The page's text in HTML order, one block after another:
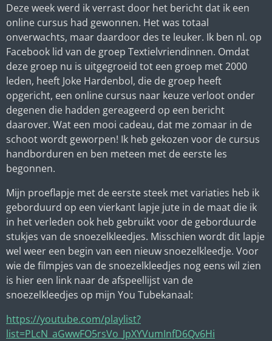
Deze week werd ik verrast door het bericht dat ik een
online cursus had gewonnen. Het was totaal
onverwachts, maar daardoor des te leuker. Ik ben nl. op
Facebook lid van de groep Textielvriendinnen. Omdat
deze groep nu is uitgegroeid tot een groep met 2000
leden, heeft Joke Hardenbol, die de groep heeft
opgericht, een online cursus naar keuze verloot onder
degenen die hadden gereageerd op een bericht
daarover. Wat een mooi cadeau, dat me zomaar in de
schoot wordt geworpen! Ik heb gekozen voor de cursus
handborduren en ben meteen met de eerste les
begonnen.
Mijn proeflapje met de eerste steek met variaties heb ik
geborduurd op een vierkant lapje jute in de maat die ik
in het verleden ook heb gebruikt voor de geborduurde
stukjes van de snoezelkleedjes. Misschien wordt dit lapje
wel weer een begin van een nieuw snoezelkleedje. Voor
wie de filmpjes van de snoezelkleedjes nog eens wil zien
is hier een link naar de afspeellijst van de
snoezelkleedjes op mijn You Tubekanaal:
https://youtube.com/playlist?
list=PLcN_aGwwFO5rsVo_JpXYVumInfD6Qv6Hi